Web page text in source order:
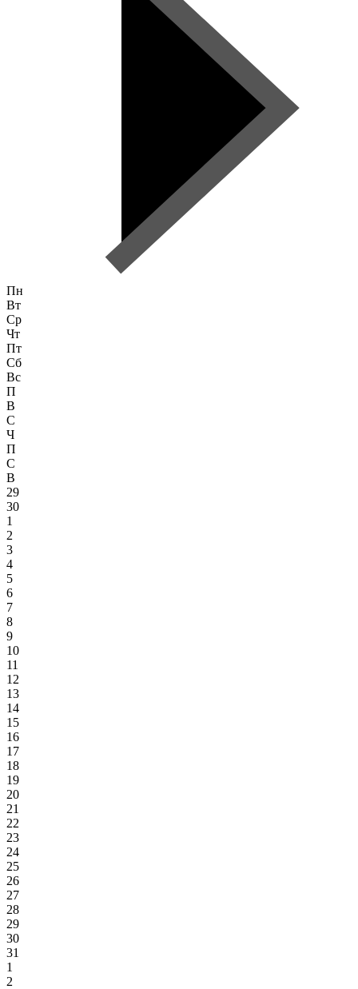
Пн
Вт
Ср
Чт
Пт
Сб
Вс
П
В
С
Ч
П
С
В
29
30
1
2
3
4
5
6
7
8
9
10
11
12
13
14
15
16
17
18
19
20
21
22
23
24
25
26
27
28
29
30
31
1
2